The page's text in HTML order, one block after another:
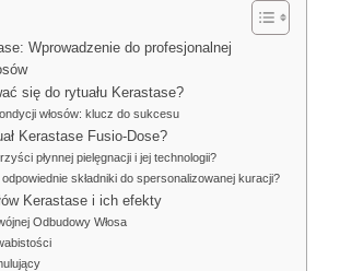
Wprowadzenie do profesjonalnej
się do rytuału Kerastase?
włosów: klucz do sukcesu
Kerastase Fusio-Dose?
płynnej pielęgnacji i jej technologii?
składniki do spersonalizowanej kuracji?
Kerastase i ich efekty
Odbudowy Włosa